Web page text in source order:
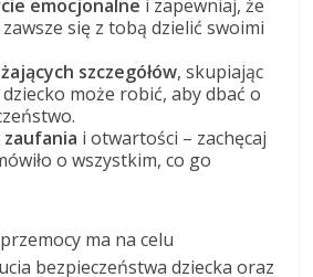
emocjonalne i zapewniaj, że
się z tobą dzielić swoimi
szczegółów, skupiając
może robić, aby dbać o
i otwartości – zachęcaj
o wszystkim, co go
ma na celu
bezpieczeństwa dziecka oraz